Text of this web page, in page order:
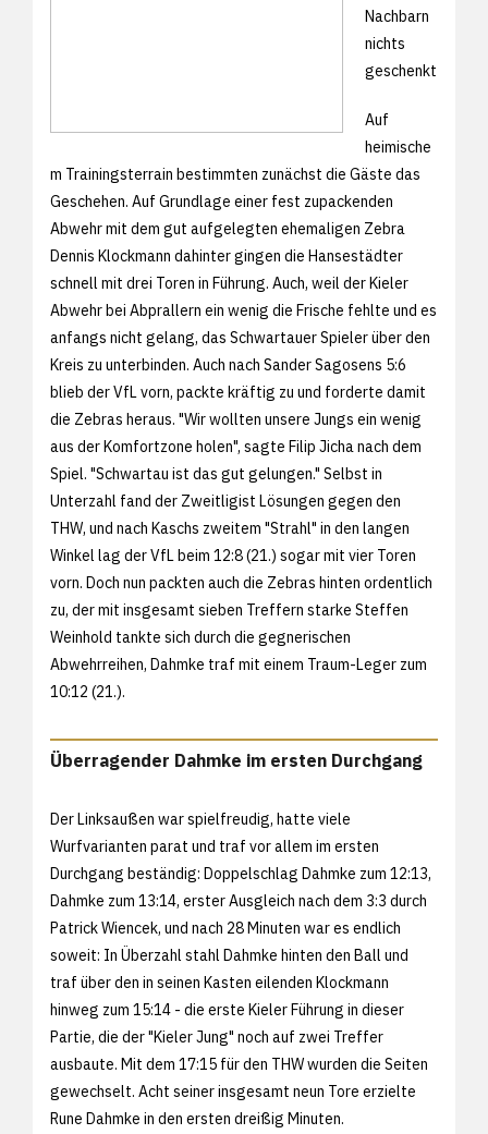
Nachbarn
nichts
geschenkt
Auf
heimische
m Trainingsterrain bestimmten zunächst die Gäste das
Geschehen. Auf Grundlage einer fest zupackenden
Abwehr mit dem gut aufgelegten ehemaligen Zebra
Dennis Klockmann dahinter gingen die Hansestädter
schnell mit drei Toren in Führung. Auch, weil der Kieler
Abwehr bei Abprallern ein wenig die Frische fehlte und es
anfangs nicht gelang, das Schwartauer Spieler über den
Kreis zu unterbinden. Auch nach Sander Sagosens 5:6
blieb der VfL vorn, packte kräftig zu und forderte damit
die Zebras heraus. "Wir wollten unsere Jungs ein wenig
aus der Komfortzone holen", sagte Filip Jicha nach dem
Spiel. "Schwartau ist das gut gelungen." Selbst in
Unterzahl fand der Zweitligist Lösungen gegen den
THW, und nach Kaschs zweitem "Strahl" in den langen
Winkel lag der VfL beim 12:8 (21.) sogar mit vier Toren
vorn. Doch nun packten auch die Zebras hinten ordentlich
zu, der mit insgesamt sieben Treffern starke Steffen
Weinhold tankte sich durch die gegnerischen
Abwehrreihen, Dahmke traf mit einem Traum-Leger zum
10:12 (21.).
Überragender Dahmke im ersten Durchgang
Der Linksaußen war spielfreudig, hatte viele
Wurfvarianten parat und traf vor allem im ersten
Durchgang beständig: Doppelschlag Dahmke zum 12:13,
Dahmke zum 13:14, erster Ausgleich nach dem 3:3 durch
Patrick Wiencek, und nach 28 Minuten war es endlich
soweit: In Überzahl stahl Dahmke hinten den Ball und
traf über den in seinen Kasten eilenden Klockmann
hinweg zum 15:14 - die erste Kieler Führung in dieser
Partie, die der "Kieler Jung" noch auf zwei Treffer
ausbaute. Mit dem 17:15 für den THW wurden die Seiten
gewechselt. Acht seiner insgesamt neun Tore erzielte
Rune Dahmke in den ersten dreißig Minuten.